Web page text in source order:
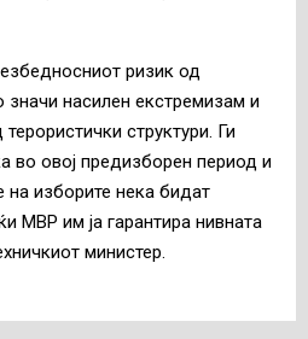
ризик од
значи насилен екстремизам и
структури. Ги
во овој предизборен период и
изборите нека бидат
МВР им ја гарантира нивната
министер.